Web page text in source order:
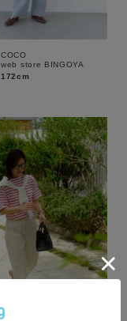
COCO
web store BINGOYA
172cm